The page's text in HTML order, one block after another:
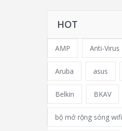
HOT
AMP Anti-Virus
Aruba asus
Belkin BKAV
bộ mở rộng sóng wifi